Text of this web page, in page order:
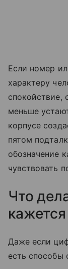
Если номер
характеру
спокойствие,
меньше
корпусе
пятом
обозначение
чувствовать
Что
Даже если
есть способы